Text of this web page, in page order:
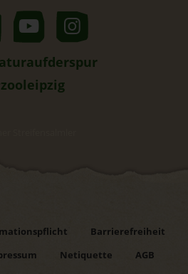
Barrierefreiheit
Netiquette
AGB